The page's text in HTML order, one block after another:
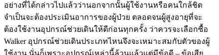
อย่างที่ได้กล่าวไปแล้วว่านอกจากนั้นผู้ใช้งานหรือคนใกล้ชิด
จำเป็นจะต้องประเมินอาการของผู้ป่วย ตลอดจนผู้สูงอายุที่จะ
ต้องใช้งานอุปกรณ์ช่วยเดินให้ดีก่อนทุกครั้ง ว่าควรจะเลือกซื้อ
Walker อุปกรณ์ช่วยเดินประเภทไหนจึงจะเหมาะสมกับตัวของผู้
ใช้งาน นั่นก็เพราะอุปกรณ์เหล่านี้ล้วนแล้วแต่มีข้อดี – ข้อเสีย